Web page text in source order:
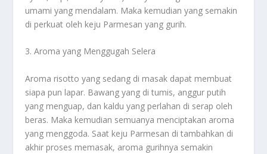
umami yang mendalam. Maka kemudian yang semakin
di perkuat oleh keju Parmesan yang gurih.
3. Aroma yang Menggugah Selera
Aroma risotto yang sedang di masak dapat membuat
siapa pun lapar. Bawang yang di tumis, anggur putih
yang menguap, dan kaldu yang perlahan di serap oleh
beras. Maka kemudian semuanya menciptakan aroma
yang menggoda. Saat keju Parmesan di tambahkan di
akhir proses memasak, aroma gurihnya semakin